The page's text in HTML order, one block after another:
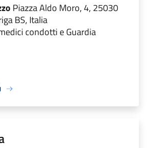
Piazza Aldo Moro, 4, 25030
BS, Italia
condotti e Guardia